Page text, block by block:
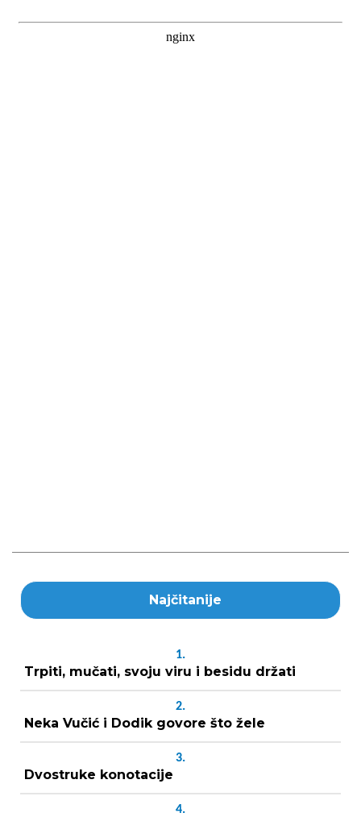
Najčitanije
1.
Trpiti, mučati, svoju viru i besidu držati
2.
Neka Vučić i Dodik govore što žele
3.
Dvostruke konotacije
4.